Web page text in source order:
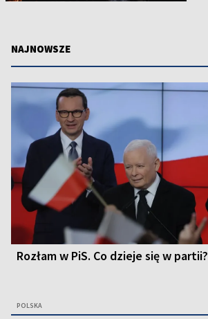
NAJNOWSZE
Rozłam w PiS. Co dzieje się w partii?
POLSKA